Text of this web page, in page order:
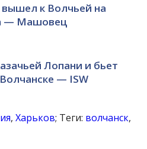
к Волчьей на
— Машовец
Лопани и бьет
— ISW
,Харьков; Теги: волчанск,